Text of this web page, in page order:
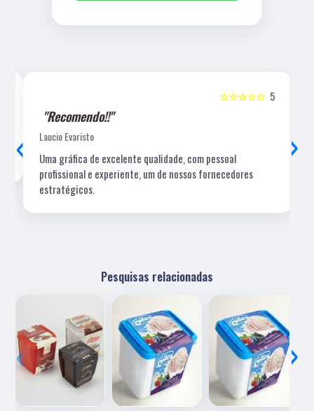
5
☆☆☆☆☆
"Recomendo!!"
Laucio Evaristo
Uma gráfica de excelente qualidade, com pessoal
profissional e experiente, um de nossos fornecedores
estratégicos.
‹ ›
Pesquisas relacionadas
‹ ›